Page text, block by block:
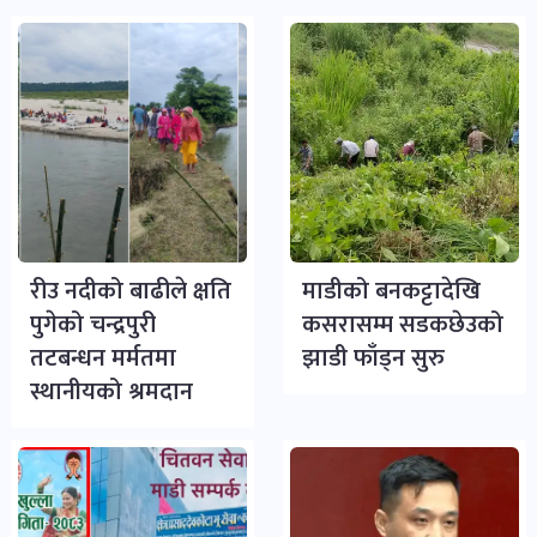
भिडियो-
पडकास्ट
पोष्ट
व्यक्ति-
व्यक्तित्व
पोष्ट
विचार-
ब्लग
रीउ नदीको बाढीले क्षति
पुगेको चन्द्रपुरी
तटबन्धन मर्मतमा
स्थानीयको श्रमदान
माडीको बनकट्टादेखि
कसरासम्म सडकछेउको
झाडी फाँड्न सुरु